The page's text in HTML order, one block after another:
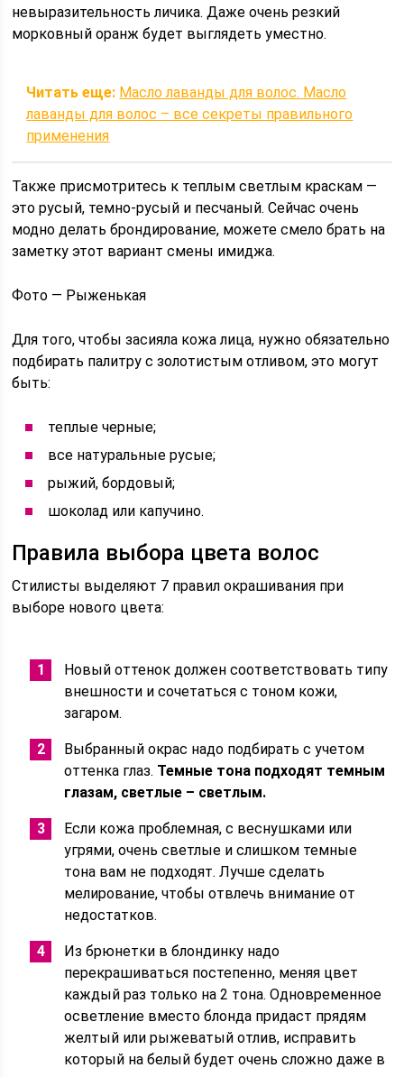
невыразительность личика. Даже очень резкий
морковный оранж будет выглядеть уместно.
Читать еще: Масло лаванды для волос. Масло
лаванды для волос – все секреты правильного
применения
Также присмотритесь к теплым светлым краскам —
это русый, темно-русый и песчаный. Сейчас очень
модно делать брондирование, можете смело брать на
заметку этот вариант смены имиджа.
Фото — Рыженькая
Для того, чтобы засияла кожа лица, нужно обязательно
подбирать палитру с золотистым отливом, это могут
быть:
теплые черные;
все натуральные русые;
рыжий, бордовый;
шоколад или капучино.
Правила выбора цвета волос
Стилисты выделяют 7 правил окрашивания при
выборе нового цвета:
Новый оттенок должен соответствовать типу
внешности и сочетаться с тоном кожи,
загаром.
Выбранный окрас надо подбирать с учетом
оттенка глаз. Темные тона подходят темным
глазам, светлые – светлым.
Если кожа проблемная, с веснушками или
угрями, очень светлые и слишком темные
тона вам не подходят. Лучше сделать
мелирование, чтобы отвлечь внимание от
недостатков.
Из брюнетки в блондинку надо
перекрашиваться постепенно, меняя цвет
каждый раз только на 2 тона. Одновременное
осветление вместо блонда придаст прядям
желтый или рыжеватый отлив, исправить
который на белый будет очень сложно даже в